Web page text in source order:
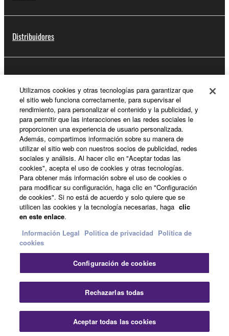
Distribuidores
Soporte
Registro de Yamaha Music ID
Acerca de Yamaha
España - Spanish
Empresa
Contacte con nosotrosTerminos de uso
Politica de privacidad
Utilizamos cookies y otras tecnologías para garantizar que
el sitio web funciona correctamente, para supervisar el
rendimiento, para personalizar el contenido y la publicidad, y
para permitir que las interacciones en las redes sociales le
proporcionen una experiencia de usuario personalizada.
Además, compartimos información sobre su manera de
utilizar el sitio web con nuestros socios de publicidad, redes
sociales y análisis. Al hacer clic en "Aceptar todas las
cookies", acepta el uso de cookies y otras tecnologías.
Para obtener más información sobre el uso de cookies o
para modificar su configuración, haga clic en "Configuración
de cookies". Si no está de acuerdo y solo quiere que se
utilicen las cookies y la tecnología necesarias, haga clic
en este enlace.
Información Legal Politica de privacidad Política de
cookies
Configuración de cookies
Rechazarlas todas
Aceptar todas las cookies